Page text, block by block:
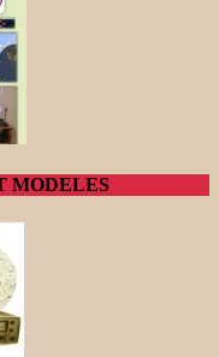
MODELES